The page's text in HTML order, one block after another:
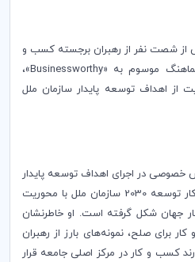
از شصت نفر از رهبران برجسته کسب و
موسوم به «Businessworthy»،
از اهداف توسعه پایدار سازمان ملل
خصوصی در اجرای اهداف توسعه پایدار
)، گفت که مبنای دستورکار توسعه 2030 سازمان ملل با محوریت
جهان شکل گرفته است. او خاطرنشان
جایزه 2016 کسب و کار برای صلح، نمونه‌های بارز از رهبران
کسب و کار در مرکز اصلی جامعه قرار